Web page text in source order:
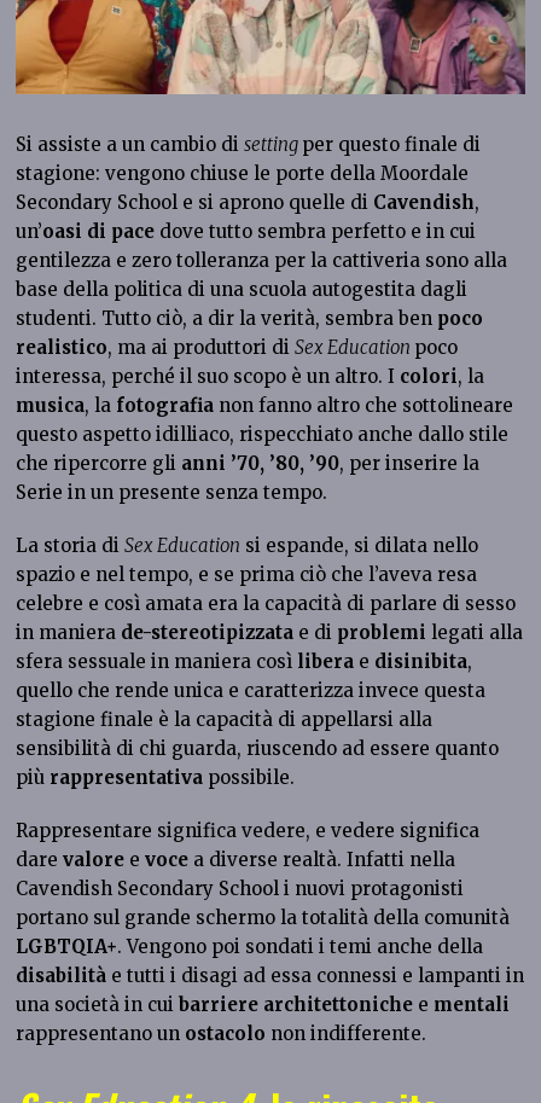
Si assiste a un cambio disetting per questo finale di
stagione: vengono chiuse le porte della Moordale
Secondary School e si aprono quelle di Cavendish,
un’oasi di pace dove tutto sembra perfetto e in cui
gentilezza e zero tolleranza per la cattiveria sono alla
base della politica di una scuola autogestita dagli
studenti. Tutto ciò, a dir la verità, sembra ben poco
realistico, ma ai produttori diSex Education poco
interessa, perché il suo scopo è un altro. I colori, la
musica, la fotografia non fanno altro che sottolineare
questo aspetto idilliaco, rispecchiato anche dallo stile
che ripercorre gli anni ’70, ’80, ’90, per inserire la
Serie in un presente senza tempo.
La storia diSex Education si espande, si dilata nello
spazio e nel tempo, e se prima ciò che l’aveva resa
celebre e così amata era la capacità di parlare di sesso
in maniera de-stereotipizzata e di problemilegati alla
sfera sessuale in maniera così libera e disinibita,
quello che rende unica e caratterizza invece questa
stagione finale è la capacità di appellarsi alla
sensibilità di chi guarda, riuscendo ad essere quanto
più rappresentativa possibile.
Rappresentare significa vedere, e vedere significa
darevalore evoce a diverse realtà. Infatti nella
Cavendish Secondary School i nuovi protagonisti
portano sul grande schermo la totalità della comunità
LGBTQIA+. Vengono poi sondati i temi anche della
disabilità e tutti i disagi ad essa connessi e lampanti in
una società in cuibarriere architettoniche e mentali
rappresentano un ostacolo non indifferente.